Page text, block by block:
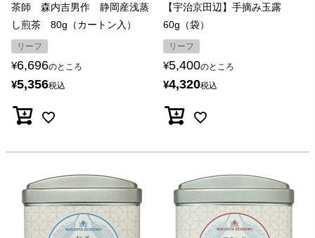
茶師 森内吉男作 静岡産浅蒸
し煎茶 80g（カートン入）
リーフ
¥6,696のところ
¥5,356税込
【宇治京田辺】手摘み玉露
60g（袋）
リーフ
¥5,400のところ
¥4,320税込